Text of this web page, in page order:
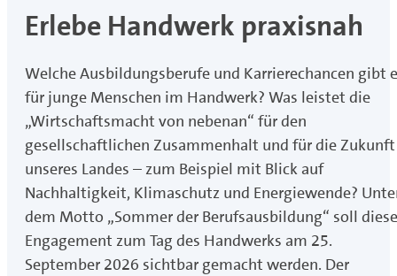
Erlebe Handwerk praxisnah
Welche Ausbildungsberufe und Karrierechancen gibt
für junge Menschen im Handwerk? Was leistet die
„Wirtschaftsmacht von nebenan“ für den
gesellschaftlichen Zusammenhalt und für die Zukunft
unseres Landes – zum Beispiel mit Blick auf
Nachhaltigkeit, Klimaschutz und Energiewende?
dem Motto „Sommer der Berufsausbildung“ soll
Engagement zum Tag des Handwerks am 25.
September 2026 sichtbar gemacht werden. Der